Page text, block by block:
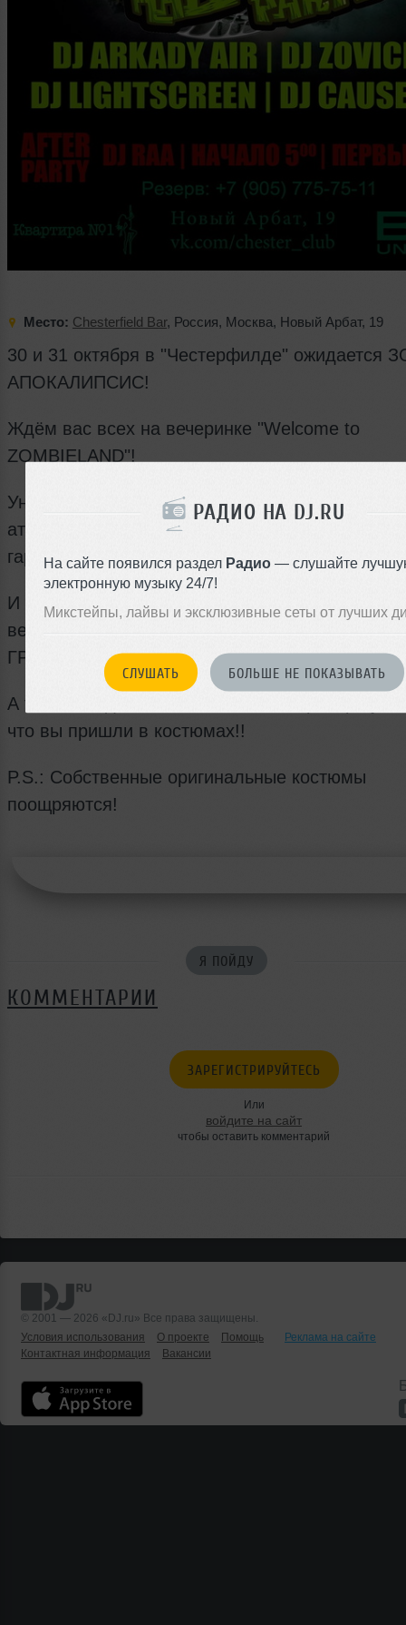
РАДИО НА DJ.RU
На сайте появился раздел Радио — слушайте
электронную музыку 24/7!
Микстейпы, лайвы и эксклюзивные сеты от лучших
СЛУШАТЬ БОЛЬШЕ НЕ ПОКАЗЫВАТЬ
Место: Chesterfield Bar, Россия, Москва, Новый Арбат, 19
30 и 31 октября в "Честерфилде" ожидается
АПОКАЛИПСИС!
Ждём вас всех на вечеринке "Welcome to
ZOMBIELAND"!
Уникальная смесь фирменной "Честеровской"
атмосферы с постапокалиптическим зомби-
гарантирована.
И приоткроем один из наших сюрпризов: на
вечеринках будут работать профессиональные
ГРИМЕРЫ!
А также скидка на Безлимитный Бар!! При
что вы пришли в костюмах!!
P.S.: Собственные оригинальные костюмы
поощряются!
Я ПОЙДУ
КОММЕНТАРИИ
ЗАРЕГИСТРИРУЙТЕСЬ
Или
войдите на сайт
чтобы оставить комментарий
© 2001 — 2026 «DJ.ru» Все права защищены.
Условия использования
О проекте Помощь
Реклама на сайте
Контактная информация
Вакансии